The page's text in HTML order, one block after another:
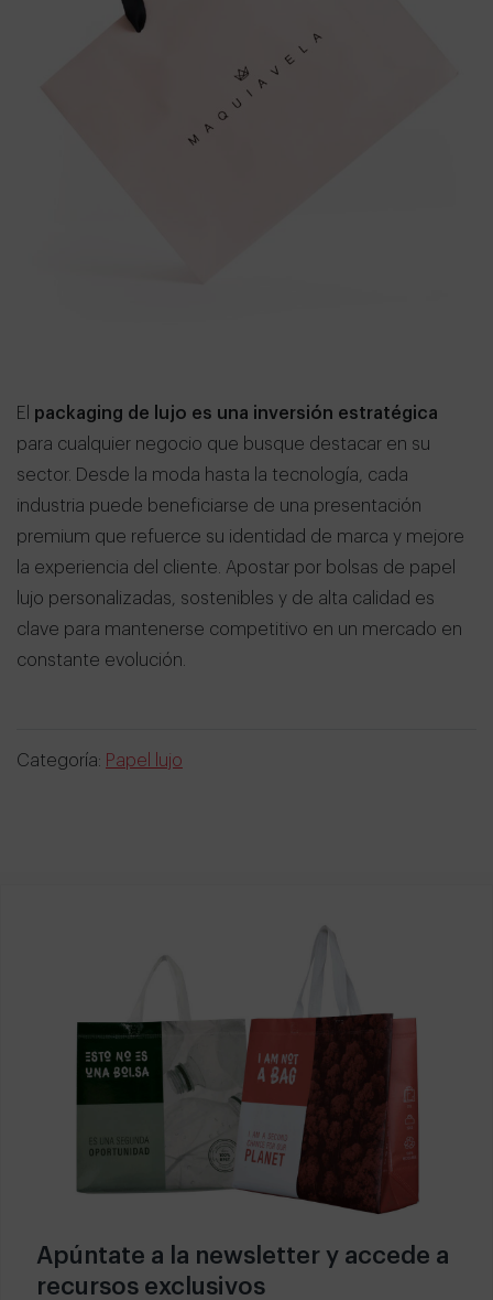
El packaging de lujo es una inversión estratégica
para cualquier negocio que busque destacar en su
sector. Desde la moda hasta la tecnología, cada
industria puede beneficiarse de una presentación
premium que refuerce su identidad de marca y mejore
la experiencia del cliente. Apostar por bolsas de papel
lujo personalizadas, sostenibles y de alta calidad es
clave para mantenerse competitivo en un mercado en
constante evolución.
Categoría: Papel lujo
Apúntate a la newsletter y accede a
recursos exclusivos